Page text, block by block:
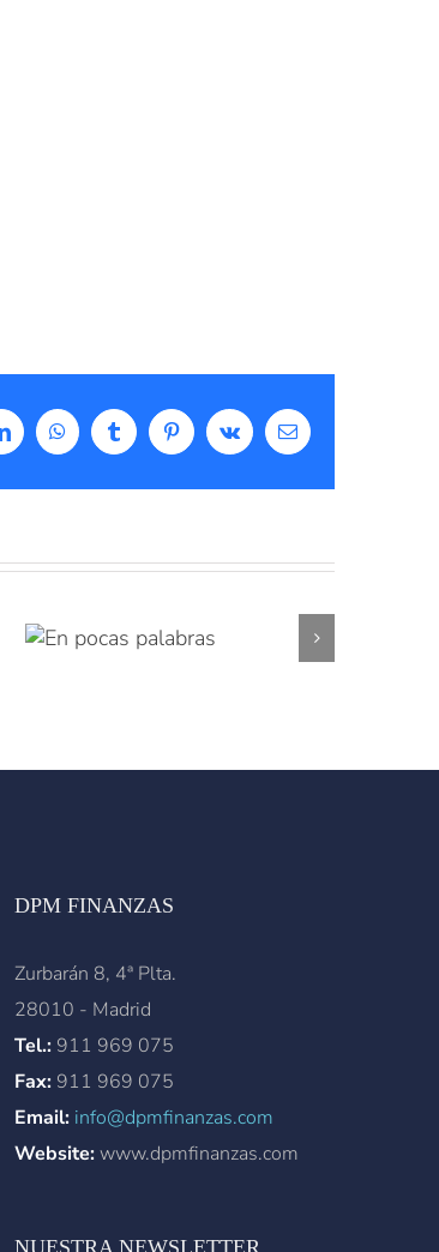
LinkedInWhatsAppTumblrPinterestVk
Correo
electrónico
DPM FINANZAS
Zurbarán 8, 4ª Plta.
28010 - Madrid
Tel.: 911 969 075
Fax: 911 969 075
Email: info@dpmfinanzas.com
Website:www.dpmfinanzas.com
NUESTRA NEWSLETTER